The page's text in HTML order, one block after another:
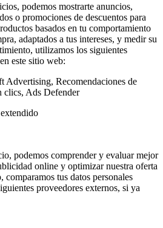
podemos mostrarte anuncios,
o promociones de descuentos para
basados en tu comportamiento
adaptados a tus intereses, y medir su
utilizamos los siguientes
este sitio web:
Advertising, Recomendaciones de
clics, Ads Defender
podemos comprender y evaluar mejor
online y optimizar nuestra oferta
comparamos tus datos personales
proveedores externos, si ya